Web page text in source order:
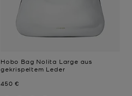
Hobo Bag Nolita Large aus
gekrispeltem Leder
Jetzt
450 €